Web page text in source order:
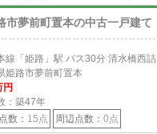
市夢前町置本の中古一戸建て
線「姫路」駅 バス30分 清水橋西詰
姫路市夢前町置本
円
：築47年
数： 15点 周辺点数： 0点